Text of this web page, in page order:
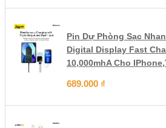
Pin Dự Phòng Sạc
Digital Display Fast
10,000mhA Cho
689.000 ₫